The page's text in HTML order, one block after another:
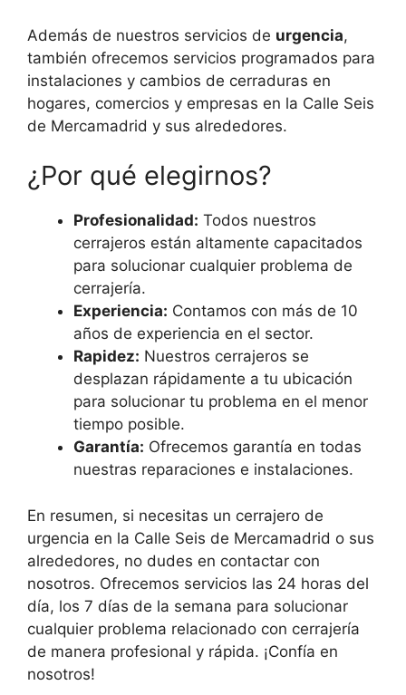
Además de nuestros servicios de urgencia,
también ofrecemos servicios programados para
instalaciones y cambios de cerraduras en
hogares, comercios y empresas en la Calle Seis
de Mercamadrid y sus alrededores.
¿Por qué elegirnos?
Profesionalidad: Todos nuestros
cerrajeros están altamente capacitados
para solucionar cualquier problema de
cerrajería.
Experiencia: Contamos con más de 10
años de experiencia en el sector.
Rapidez: Nuestros cerrajeros se
desplazan rápidamente a tu ubicación
para solucionar tu problema en el menor
tiempo posible.
Garantía: Ofrecemos garantía en todas
nuestras reparaciones e instalaciones.
En resumen, si necesitas un cerrajero de
urgencia en la Calle Seis de Mercamadrid o sus
alrededores, no dudes en contactar con
nosotros. Ofrecemos servicios las 24 horas del
día, los 7 días de la semana para solucionar
cualquier problema relacionado con cerrajería
de manera profesional y rápida. ¡Confía en
nosotros!